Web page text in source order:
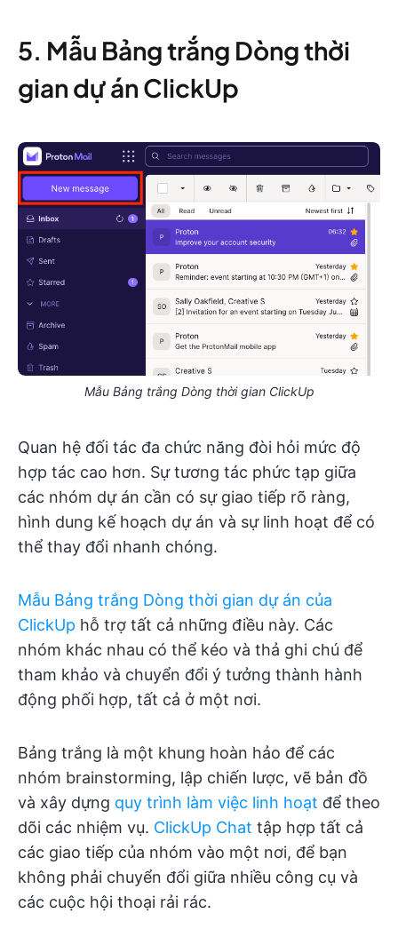
5. Mẫu Bảng trắng Dòng thời
gian dự án ClickUp
Mẫu Bảng trắng Dòng thời gian ClickUp
Quan hệ đối tác đa chức năng đòi hỏi mức độ
hợp tác cao hơn. Sự tương tác phức tạp giữa
các nhóm dự án cần có sự giao tiếp rõ ràng,
hình dung kế hoạch dự án và sự linh hoạt để có
thể thay đổi nhanh chóng.
Mẫu Bảng trắng Dòng thời gian dự án của
ClickUp hỗ trợ tất cả những điều này. Các
nhóm khác nhau có thể kéo và thả ghi chú để
tham khảo và chuyển đổi ý tưởng thành hành
động phối hợp, tất cả ở một nơi.
Bảng trắng là một khung hoàn hảo để các
nhóm brainstorming, lập chiến lược, vẽ bản đồ
và xây dựng quy trình làm việc linh hoạt để theo
dõi các nhiệm vụ. ClickUp Chat tập hợp tất cả
các giao tiếp của nhóm vào một nơi, để bạn
không phải chuyển đổi giữa nhiều công cụ và
các cuộc hội thoại rải rác.